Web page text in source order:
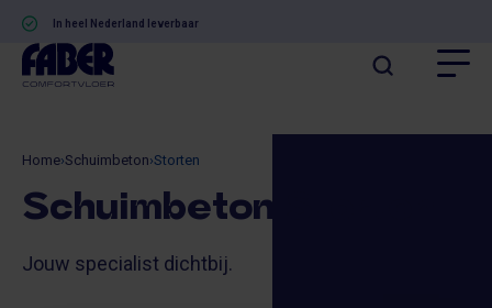
In heel Nederland leverbaar
Home›Schuimbeton›Storten
Schuimbeton Storten
Jouw specialist dichtbij.